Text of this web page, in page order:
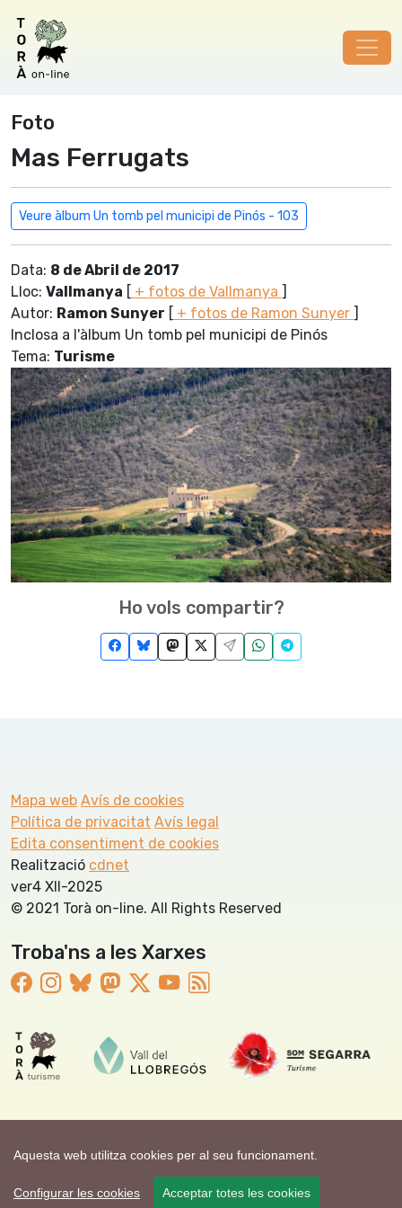
Aquesta web utilitza cookies per al seu funcionament.
Configurar les cookies Acceptar totes les cookies
Foto
Mas Ferrugats
Veure àlbum Un tomb pel municipi de Pinós - 103
Data: 8 de Abril de 2017
Lloc: Vallmanya [ + fotos de Vallmanya ]
Autor: Ramon Sunyer [ + fotos de Ramon Sunyer ]
Inclosa a l'àlbum Un tomb pel municipi de Pinós
Tema: Turisme
Ho vols compartir?
Mapa web Avís de cookies
Política de privacitat Avís legal
Edita consentiment de cookies
Realització cdnet
ver4 XII-2025
© 2021 Torà on-line. All Rights Reserved
Troba'ns a les Xarxes